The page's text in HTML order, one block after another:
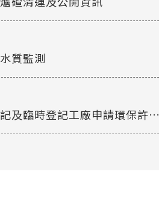
質監測
及臨時登記工廠申請環保許可